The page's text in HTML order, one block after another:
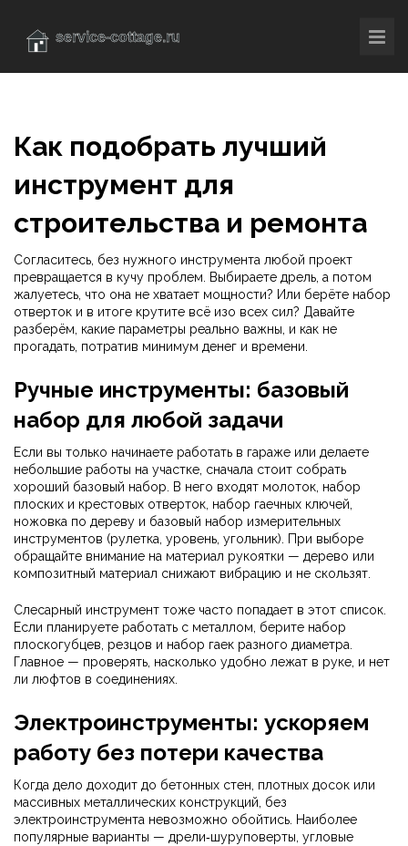
Как подобрать лучший
инструмент для
строительства и ремонта
Согласитесь, без нужного инструмента любой проект
превращается в кучу проблем. Выбираете дрель, а потом
жалуетесь, что она не хватает мощности? Или берёте набор
отверток и в итоге крутите всё изо всех сил? Давайте
разберём, какие параметры реально важны, и как не
прогадать, потратив минимум денег и времени.
Ручные инструменты: базовый
набор для любой задачи
Если вы только начинаете работать в гараже или делаете
небольшие работы на участке, сначала стоит собрать
хороший базовый набор. В него входят молоток, набор
плоских и крестовых отверток, набор гаечных ключей,
ножовка по дереву и базовый набор измерительных
инструментов (рулетка, уровень, угольник). При выборе
обращайте внимание на материал рукоятки — дерево или
композитный материал снижают вибрацию и не скользят.
Слесарный инструмент тоже часто попадает в этот список.
Если планируете работать с металлом, берите набор
плоскогубцев, резцов и набор гаек разного диаметра.
Главное — проверять, насколько удобно лежат в руке, и нет
ли люфтов в соединениях.
Электроинструменты: ускоряем
работу без потери качества
Когда дело доходит до бетонных стен, плотных досок или
массивных металлических конструкций, без
электроинструмента невозможно обойтись. Наиболее
популярные варианты — дрели‑шуруповерты, угловые